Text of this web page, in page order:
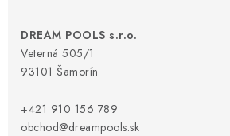
DREAM POOLS s.r.o.
Veterná 505/1
93101 Šamorín
+421 910 156 789
obchod@dreampools.sk